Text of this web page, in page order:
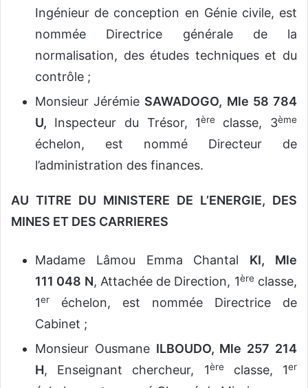
Ingénieur de conception en Génie civile, est
nommée Directrice générale de la
normalisation, des études techniques et du
contrôle ;
Monsieur Jérémie SAWADOGO, Mle 58 784
U, Inspecteur du Trésor, 1ère classe, 3ème
échelon, est nommé Directeur de
l’administration des finances.
AU TITRE DU MINISTERE DE L’ENERGIE, DES
MINES ET DES CARRIERES
Madame Lâmou Emma Chantal KI, Mle
111 048 N, Attachée de Direction, 1ère classe,
1er
échelon, est nommée Directrice de
Cabinet ;
Monsieur Ousmane ILBOUDO, Mle 257 214
H, Enseignant chercheur, 1ère classe, 1er